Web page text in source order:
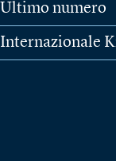
Ultimo numero
Internazionale